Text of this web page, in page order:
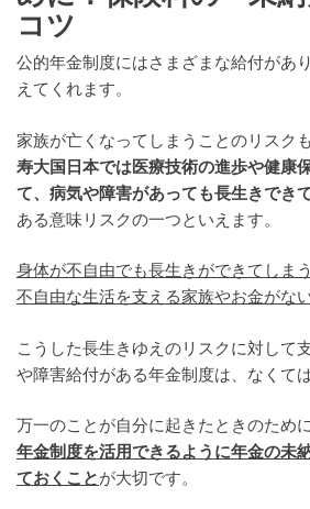
コツ
公的年金制度にはさまざまな給付があ
えてくれます。
家族が亡くなってしまうことのリスク
寿大国日本では医療技術の進歩や健康
て、病気や障害があっても長生きでき
ある意味リスクの一つといえます。
身体が不自由でも長生きができてしま
不自由な生活を支える家族やお金がな
こうした長生きゆえのリスクに対して
や障害給付がある年金制度は、なくて
万一のことが自分に起きたときのため
年金制度を活用できるように年金の未
ておくことが大切です。